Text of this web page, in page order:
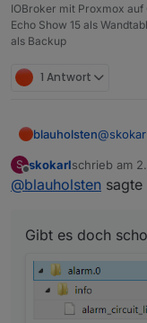
IOBroker mit Proxmox auf
Echo Show 15 als
als Backup
1 Antwort
blauholsten@skokarl
@
S
Offline
skokarlschrieb am
zuletzt
@blauholsten sagte
Gibt es doch